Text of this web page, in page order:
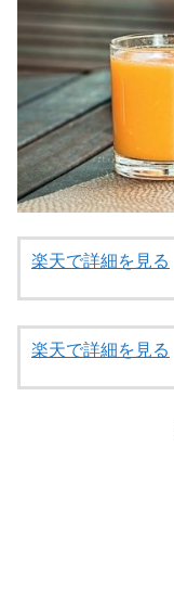
楽天で詳細を見る
楽天で詳細を見る